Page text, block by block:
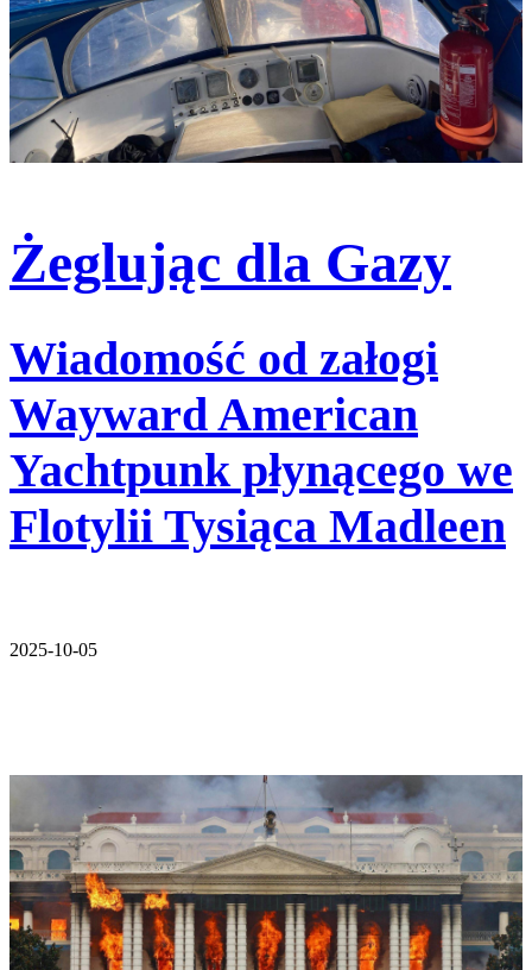
Żeglując dla Gazy
Wiadomość od załogi
Wayward American
Yachtpunk płynącego we
Flotylii Tysiąca Madleen
2025-10-05